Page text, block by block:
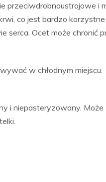
przeciwdrobnoustrojowe i
co jest bardzo
serca. Ocet może chronić
w chłodnym miejscu.
i niepasteryzowany.